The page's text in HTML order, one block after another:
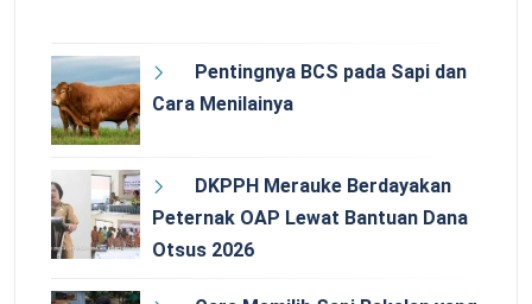
Pentingnya BCS pada Sapi dan
Cara Menilainya
DKPPH Merauke Berdayakan
Peternak OAP Lewat Bantuan Dana
Otsus 2026